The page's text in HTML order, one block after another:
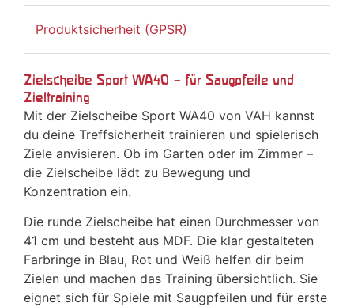
Produktsicherheit (GPSR)
Zielscheibe Sport WA40 – für Saugpfeile und
Zieltraining
Mit der Zielscheibe Sport WA40 von VAH kannst
du deine Treffsicherheit trainieren und spielerisch
Ziele anvisieren. Ob im Garten oder im Zimmer –
die Zielscheibe lädt zu Bewegung und
Konzentration ein.
Die runde Zielscheibe hat einen Durchmesser von
41 cm und besteht aus MDF. Die klar gestalteten
Farbringe in Blau, Rot und Weiß helfen dir beim
Zielen und machen das Training übersichtlich. Sie
eignet sich für Spiele mit Saugpfeilen und für erste